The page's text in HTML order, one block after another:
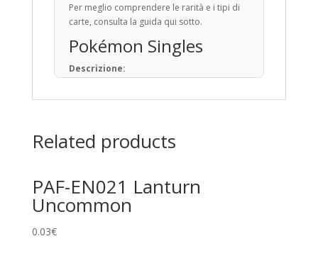
Per meglio comprendere le rarità e i tipi di
carte, consulta la guida qui sotto.
Pokémon Singles
Descrizione:
giapponese: ポケモンカードゲーム) è un
Pokémon.
Pubblicato per la prima volta in Giappone
prodotte oltre 34,1 miliardi di carte
Pokémon in 13 lingue, distribuite in 76 paesi
e regioni.
Related products
PAF-EN021 Lanturn
Uncommon
0.03€